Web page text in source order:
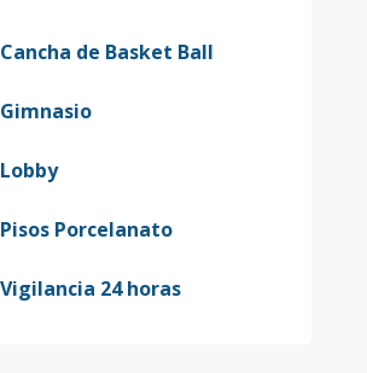
Cancha de Basket Ball
Gimnasio
Lobby
Pisos Porcelanato
Vigilancia 24 horas